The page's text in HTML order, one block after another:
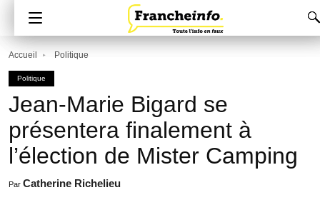
Accueil Politique
Politique
Jean-Marie Bigard se
présentera finalement à
l’élection de Mister Camping
Par Catherine Richelieu